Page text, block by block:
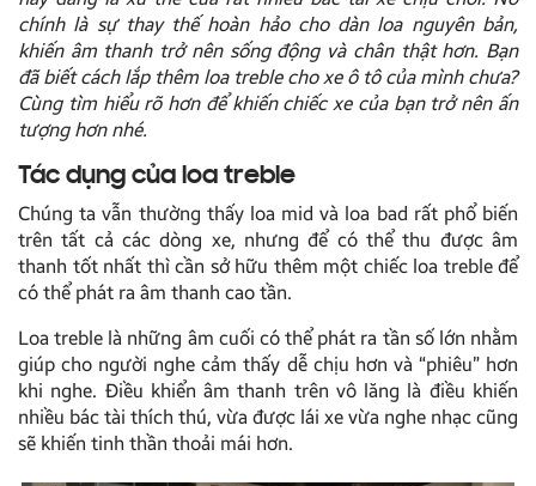
chính là sự thay thế hoàn hảo cho dàn loa nguyên bản,
khiến âm thanh trở nên sống động và chân thật hơn. Bạn
đã biếtcách lắp thêm loa treblecho xe ô tô của mình chưa?
Cùng tìm hiểu rõ hơn để khiến chiếc xe của bạn trở nên ấn
tượng hơn nhé.
Tác dụng của loa treble
Chúng ta vẫn thường thấy loa mid và loa bad rất phổ biến
trên tất cả các dòng xe, nhưng để có thể thu được âm
thanh tốt nhất thì cần sở hữu thêm một chiếc loa treble để
có thể phát ra âm thanh cao tần.
Loa treble là những âm cuối có thể phát ra tần số lớn nhằm
giúp cho người nghe cảm thấy dễ chịu hơn và “phiêu” hơn
khi nghe. Điều khiển âm thanh trên vô lăng là điều khiến
nhiều bác tài thích thú, vừa được lái xe vừa nghe nhạc cũng
sẽ khiến tinh thần thoải mái hơn.